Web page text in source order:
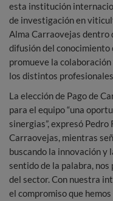
esta institución
de investigación en
Alma Carraovejas dentro
difusión del
promueve la
los distintos
La elección de Pago de
para el equipo “una
sinergias”, expresó Pedro
Carraovejas, mientras
buscando la innovación y
sentido de la palabra,
del sector. Con nuestra
el compromiso que